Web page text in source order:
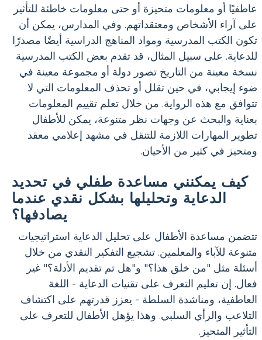
عاطفيًا أو معلومات متحيزة أو حتى معلومات خاطئة للتأثير
على آراء الأشخاص ومعتقداتهم. وفي المدارس، يمكن أن
تكون الكتب المدرسية ومواد المناهج الدراسية أيضًا مصدرًا
للدعاية. على سبيل المثال، قد تقدم بعض الكتب المدرسية
نسخة معينة من التاريخ تصور دولة أو مجموعة معينة في
ضوء إيجابي، في حين تقلل أو تحذف المعلومات التي لا
تتوافق مع هذه الرواية. من خلال تعلم تقييم المعلومات
بعناية والبحث عن وجهات نظر متنوعة، يمكن للأطفال
تطوير المهارات اللازمة للتنقل في مشهد إعلامي معقد
ومتحيز في كثير من الأحيان.
كيف يمكنني مساعدة طفلي في تحديد
الدعاية وتحليلها بشكل نقدي عندما
يصادفها؟
تتضمن مساعدة الأطفال على تحليل الدعاية استراتيجيات
متنوعة للآباء والمعلمين. تشجيع التفكير النقدي من خلال
أسئلة مثل "من خلق هذا؟" و"هل تم تقديم الأدلة؟" غير
فعال. إن تعليم التعرف على تقنيات الدعاية - اللغة
العاطفية، ومناشدة السلطة - يعزز قدرتهم على اكتشاف
التلاعب والرأي السلبي. وهذا يؤهل الأطفال للتعرف على
التأثير المتحيز.